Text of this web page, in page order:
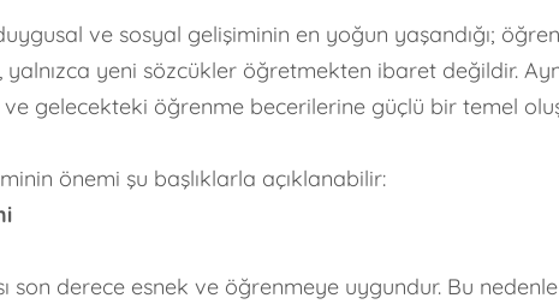
ve sosyal gelişiminin en yoğun yaşandığı;
yeni sözcükler öğretmekten ibaret değildir.
ve gelecekteki öğrenme becerilerine güçlü bir temel
önemi şu başlıklarla açıklanabilir:
son derece esnek ve öğrenmeye uygundur. Bu